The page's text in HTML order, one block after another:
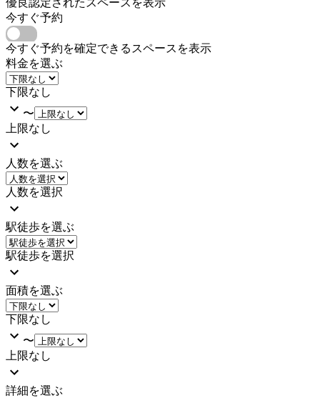
今すぐ予約
今すぐ予約を確定できるスペースを表示
料金を選ぶ
下限なし
〜
上限なし
人数を選ぶ
人数を選択
駅徒歩を選ぶ
駅徒歩を選択
面積を選ぶ
下限なし
〜
上限なし
詳細を選ぶ